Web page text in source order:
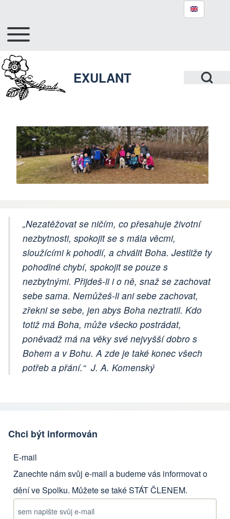
Close search
Hlavní navigace
Toggle main menu
Open Search
EXULANT
„Nezatěžovat se ničím, co přesahuje životní
nezbytnosti, spokojit se s mála věcmi,
sloužícími k pohodlí, a chválit Boha. Jestliže ty
pohodlné chybí, spokojit se pouze s
nezbytnými. Přijdeš-li i o ně, snaž se zachovat
sebe sama. Nemůžeš-li ani sebe zachovat,
zřekni se sebe, jen abys Boha neztratil. Kdo
totiž má Boha, může všecko postrádat,
poněvadž má na věky své nejvyšší dobro s
Bohem a v Bohu. A zde je také konec všech
potřeb a přání.“ J. A. Komenský
Chci být informován
E-mail
Zanechte nám svůj e-mail a budeme vás informovat o
dění ve Spolku. Můžete se takéSTÁT ČLENEM.